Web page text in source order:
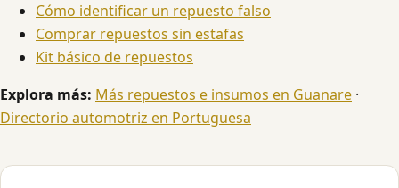
Cómo identificar un repuesto falso
Comprar repuestos sin estafas
Kit básico de repuestos
Explora más: Más repuestos e insumos en Guanare ·
Directorio automotriz en Portuguesa